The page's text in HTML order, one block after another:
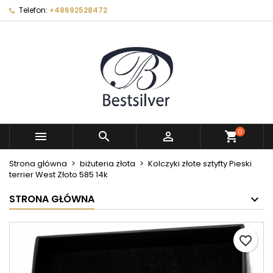
Telefon: +48692528472
   shopping_cart0
Strona główna biżuteria złota
Kolczyki złote sztyfty Pieski
terrier West Złoto 585 14k
STRONA GŁÓWNA
favorite_border
Moje listy życzeń ×
Utwórz nową listę
Utwórz listę życzeń ×
Nazwa listy życzeń
Zaloguj się ×
Musisz być zalogowany by zapisać produkty na
swojej liście życzeń.
Anuluj